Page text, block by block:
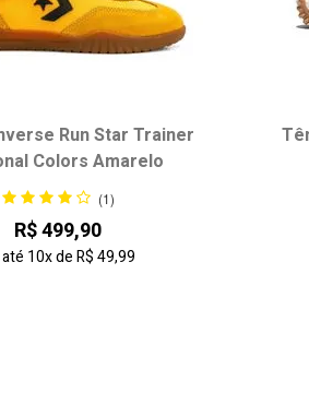
Run Star Trainer
Colors Amarelo
(1)
R$ 499,90
10xdeR$ 49,99